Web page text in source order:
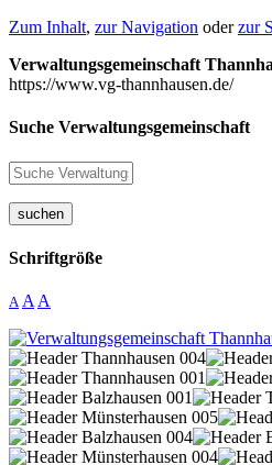
Zum Inhalt, zur Navigation oderzur
Verwaltungsgemeinschaft
https://www.vg-thannhausen.de/
Suche Verwaltungsgemeinschaft
suchen
Schriftgröße
A A A